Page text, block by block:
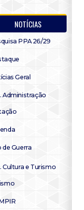
NOTÍCIAS
PPA 26/29
Geral
Administração
de Guerra
Cultura e Turismo